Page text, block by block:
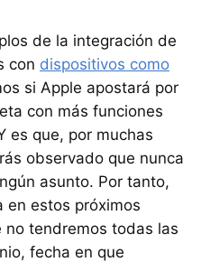
de la integración de
con dispositivos como
si Apple apostará por
con más funciones
es que, por muchas
observado que nunca
asunto. Por tanto,
en estos próximos
tendremos todas las
fecha en que